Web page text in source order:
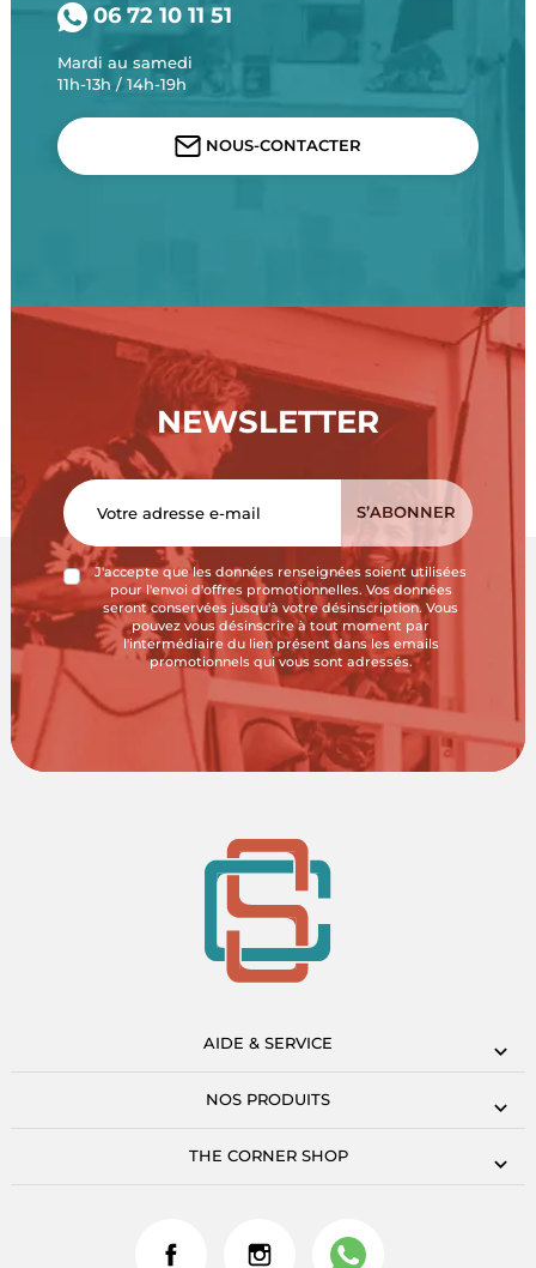
06 72 10 11 51
Mardi au samedi
11h-13h / 14h-19h
NOUS-CONTACTER
NEWSLETTER
J'accepte que les données renseignées soient utilisées
pour l'envoi d'offres promotionnelles. Vos données
seront conservées jusqu'à votre désinscription. Vous
pouvez vous désinscrire à tout moment par
l'intermédiaire du lien présent dans les emails
promotionnels qui vous sont adressés.
AIDE & SERVICE
NOS PRODUITS
THE CORNER SHOP